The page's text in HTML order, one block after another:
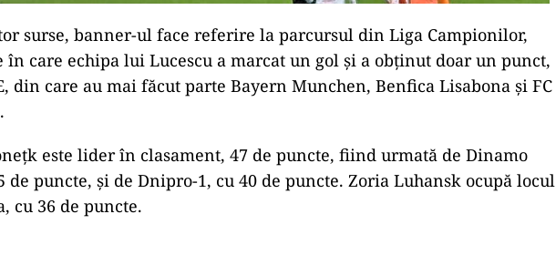
surse, banner-ul face referire la parcursul din Liga Campionilor,
în care echipa lui Lucescu a marcat un gol şi a obţinut doar un punct,
din care au mai făcut parte Bayern Munchen, Benfica Lisabona şi FC
este lider în clasament, 47 de puncte, fiind urmată de Dinamo
de puncte, şi de Dnipro-1, cu 40 de puncte. Zoria Luhansk ocupă locul
cu 36 de puncte.